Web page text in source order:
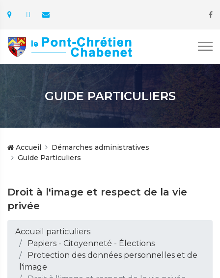
GUIDE PARTICULIERS
Accueil
Démarches administratives
Guide Particuliers
Droit à l'image et respect de la vie
privée
Accueil particuliers
Papiers - Citoyenneté - Élections
Protection des données personnelles et de
l'image